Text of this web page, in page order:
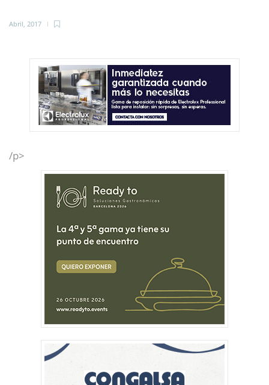
Abril, 2017
/p>